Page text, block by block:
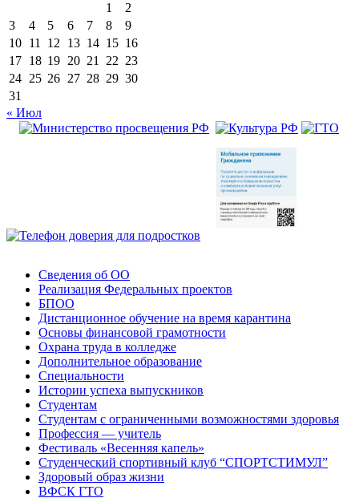
1
2
3
4 5 6 7 8
9
10 11 12 13 14 15 16
17 18 19 20 21 22 23
24 25 26 27 28 29 30
31
« Июл
Сведения об ОО
Реализация Федеральных проектов
БПОО
Дистанционное обучение на время карантина
Основы финансовой грамотности
Охрана труда в колледже
Дополнительное образование
Специальности
Истории успеха выпускников
Студентам
Студентам с ограниченными возможностями здоровья
Профессия — учитель
Фестиваль «Весенняя капель»
Студенческий спортивный клуб “СПОРТСТИМУЛ”
Здоровый образ жизни
ВФСК ГТО